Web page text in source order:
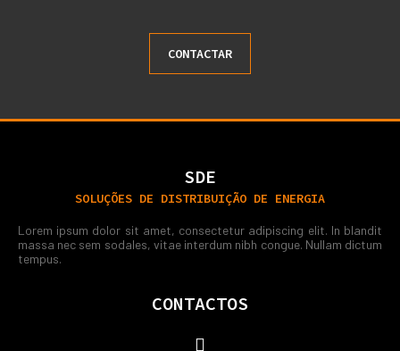
CONTACTAR
SDE
SOLUÇÕES DE DISTRIBUIÇÃO DE ENERGIA
Lorem ipsum dolor sit amet, consectetur adipiscing elit. In blandit
massa nec sem sodales, vitae interdum nibh congue. Nullam dictum
tempus.
CONTACTOS